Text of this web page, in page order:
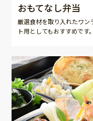
おもてなし弁当
厳選食材を取り入れたワン
ト用としてもおすすめです